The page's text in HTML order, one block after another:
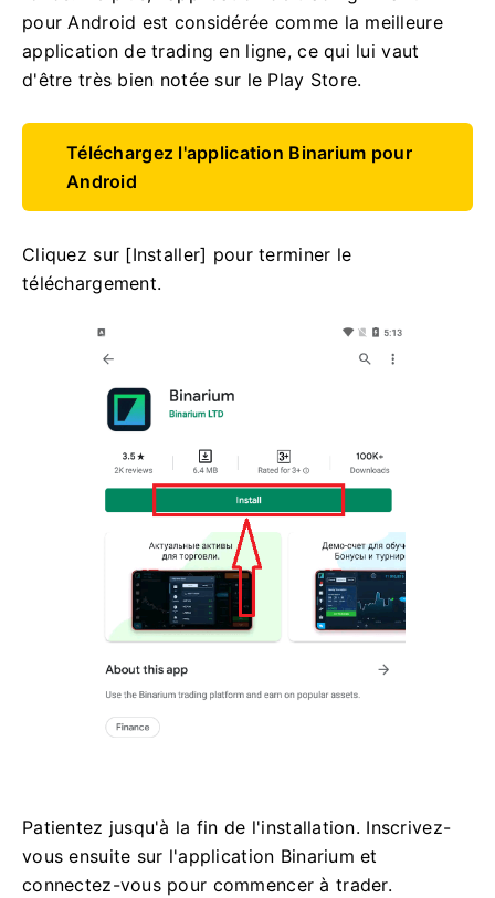
pour Android est considérée comme la meilleure
application de trading en ligne, ce qui lui vaut
d'être très bien notée sur le Play Store.
Téléchargez l'application Binarium pour
Android
Cliquez sur [Installer] pour terminer le
téléchargement.
Patientez jusqu'à la fin de l'installation. Inscrivez-
vous ensuite sur l'application Binarium et
connectez-vous pour commencer à trader.